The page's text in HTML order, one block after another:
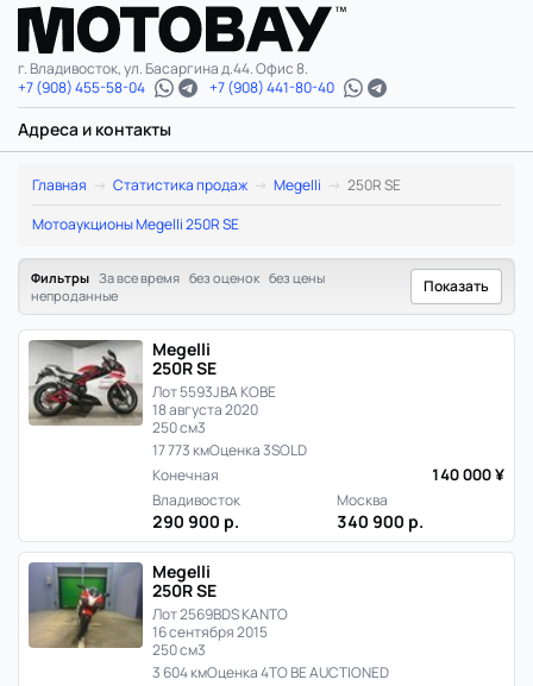
г. Владивосток, ул. Басаргина д.44. Офис 8.
+7 (908) 455-58-04
+7 (908) 441-80-40
Адреса и контакты
Megelli
250R
SE:
статистика
цен
и
продаж
Японии
Главная Статистика продаж Megelli
250R SE
Мотоаукционы Megelli 250R SE
Фильтры За все время без оценок без цены
непроданные
Показать
Megelli
250R SE
Лот 5593JBA KOBE
18 августа 2020
250 см3
17 773 кмОценка 3SOLD
Конечная
140 000 ¥
Владивосток
290 900 р.
Москва
340 900 р.
Megelli
250R SE
Лот 2569BDS KANTO
16 сентября 2015
250 см3
3 604 кмОценка 4TO BE AUCTIONED